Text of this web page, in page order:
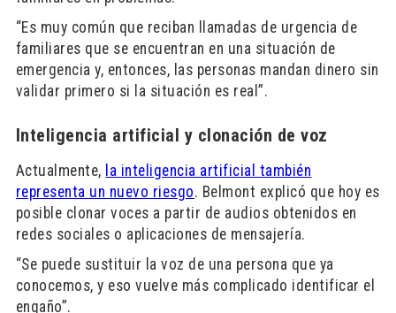
“Es muy común que reciban llamadas de urgencia de
familiares que se encuentran en una situación de
emergencia y, entonces, las personas mandan dinero sin
validar primero si la situación es real”.
Inteligencia artificial y clonación de voz
Actualmente, la inteligencia artificial también
representa un nuevo riesgo. Belmont explicó que hoy es
posible clonar voces a partir de audios obtenidos en
redes sociales o aplicaciones de mensajería.
“Se puede sustituir la voz de una persona que ya
conocemos, y eso vuelve más complicado identificar el
engaño”.